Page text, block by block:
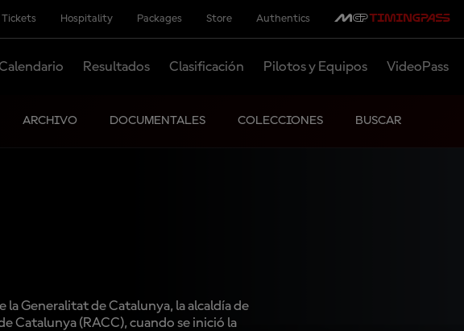
Tickets Hospitality Packages Store Authentics
Calendario Resultados Clasificación Pilotos y Equipos VideoPass
ARCHIVO DOCUMENTALES COLECCIONES BUSCAR
la Generalitat de Catalunya, la alcaldía de
Catalunya (RACC), cuando se inició la